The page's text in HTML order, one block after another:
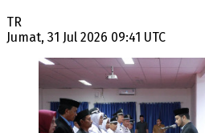
TR
Jumat, 31 Jul 2026 09:41 UTC